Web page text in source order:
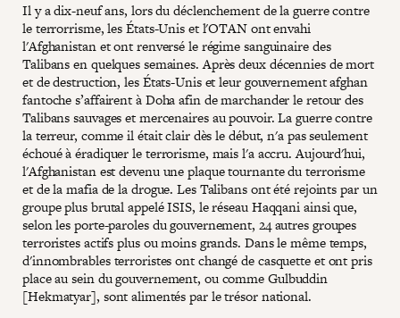
Il y a dix-neuf ans, lors du déclenchement de la guerre contre
le terrorrisme, les États-Unis et l'OTAN ont envahi
l'Afghanistan et ont renversé le régime sanguinaire des
Talibans en quelques semaines. Après deux décennies de mort
et de destruction, les États-Unis et leur gouvernement afghan
fantoche s’affairent à Doha afin de marchander le retour des
Talibans sauvages et mercenaires au pouvoir. La guerre contre
la terreur, comme il était clair dès le début, n'a pas seulement
échoué à éradiquer le terrorisme, mais l'a accru. Aujourd'hui,
l'Afghanistan est devenu une plaque tournante du terrorisme
et de la mafia de la drogue. Les Talibans ont été rejoints par un
groupe plus brutal appelé ISIS, le réseau Haqqani ainsi que,
selon les porte-paroles du gouvernement, 24 autres groupes
terroristes actifs plus ou moins grands. Dans le même temps,
d'innombrables terroristes ont changé de casquette et ont pris
place au sein du gouvernement, ou comme Gulbuddin
[Hekmatyar], sont alimentés par le trésor national.